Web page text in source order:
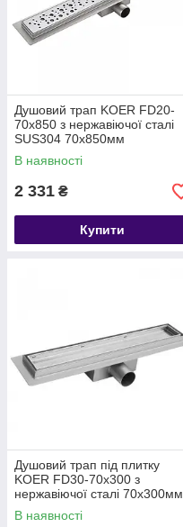
Душовий трап KOER FD20-
70x850 з нержавіючої сталі
SUS304 70x850мм
В наявності
2 331 ₴
Купити
Душовий трап під плитку
KOER FD30-70x300 з
нержавіючої сталі 70x300мм
В наявності